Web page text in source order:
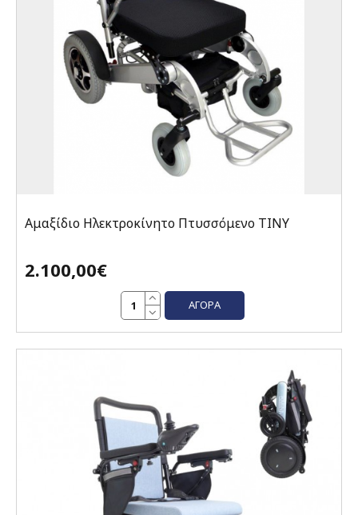
Αμαξίδιο Ηλεκτροκίνητο Πτυσσόμενο TINY
2.100,00€
ΑΓΟΡΆ